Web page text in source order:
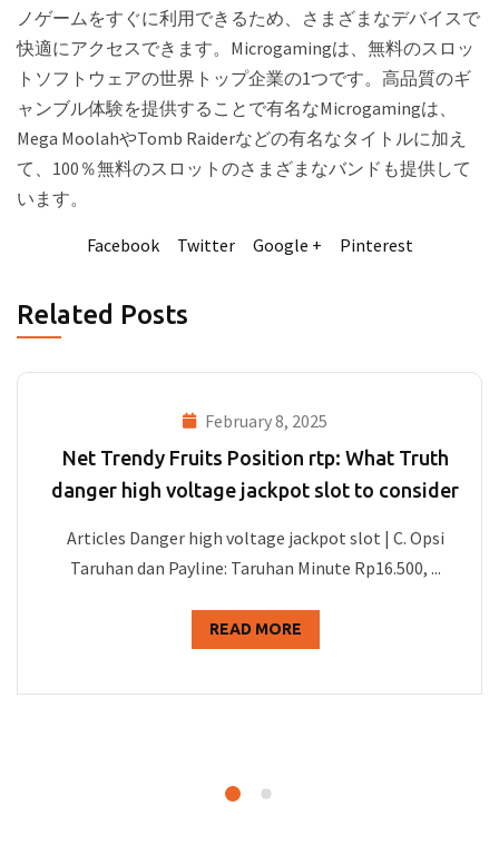
ノゲームをすぐに利用できるため、さまざまなデバイスで
快適にアクセスできます。Microgamingは、無料のスロッ
トソフトウェアの世界トップ企業の1つです。高品質のギ
ャンブル体験を提供することで有名なMicrogamingは、
Mega MoolahやTomb Raiderなどの有名なタイトルに加え
て、100％無料のスロットのさまざまなバンドも提供して
います。
Facebook Twitter Google + Pinterest
Related Posts
February 8, 2025
Net Trendy Fruits Position rtp: What Truth
danger high voltage jackpot slot to consider
Articles Danger high voltage jackpot slot | C. Opsi
Taruhan dan Payline: Taruhan Minute Rp16.500, ...
READ MORE